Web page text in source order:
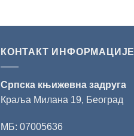
КОНТАКТ ИНФОРМАЦИЈЕ
Српска књижевна задруга
Краља Милана 19, Београд
МБ: 07005636